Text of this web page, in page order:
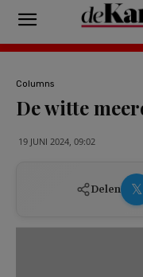
Columns
De witte
19 JUNI 2024, 09:02
Delen 𝕏